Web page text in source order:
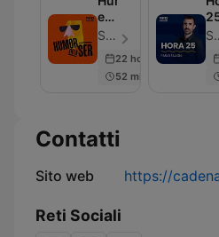
en
la
Cadena
SER
SER Podcast - Episodio 285
22 hours ago
52 min
SER
Contatti
Sito web https://
Reti Sociali